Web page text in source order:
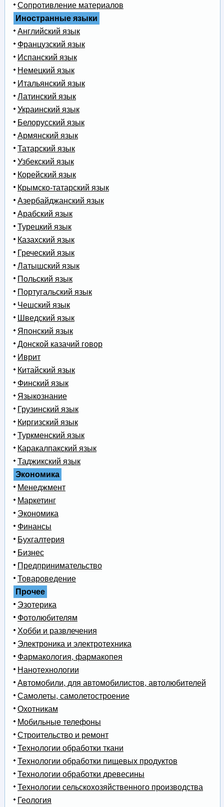
Сопротивление материалов
Иностранные языки
Английский язык
Французский язык
Испанский язык
Немецкий язык
Итальянский язык
Латинский язык
Украинский язык
Белорусский язык
Армянский язык
Татарский язык
Узбекский язык
Корейский язык
Крымско-татарский язык
Азербайджанский язык
Арабский язык
Турецкий язык
Казахский язык
Греческий язык
Латышский язык
Польский язык
Португальский язык
Чешский язык
Шведский язык
Японский язык
Донской казачий говор
Иврит
Китайский язык
Финский язык
Языкознание
Грузинский язык
Киргизский язык
Туркменский язык
Каракалпакский язык
Таджикский язык
Экономика
Менеджмент
Маркетинг
Экономика
Финансы
Бухгалтерия
Бизнес
Предпринимательство
Товароведение
Прочее
Эзотерика
Фотолюбителям
Хобби и развлечения
Электроника и электротехника
Фармакология, фармакопея
Нанотехнологии
Автомобили, для автомобилистов, автолюбителей
Самолеты, самолетостроение
Охотникам
Мобильные телефоны
Строительство и ремонт
Технологии обработки ткани
Технологии обработки пищевых продуктов
Технологии обработки древесины
Технологии сельскохозяйственного производства
Геология